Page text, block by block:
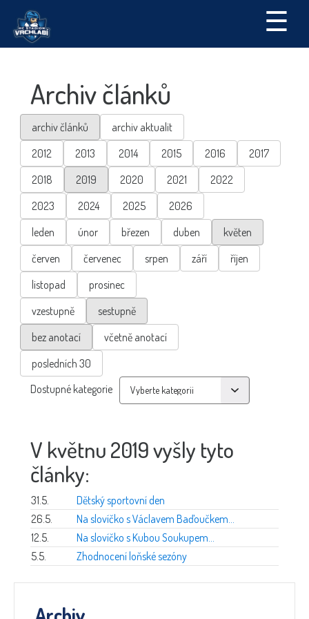
☰
Archiv článků
archiv článků
archiv aktualit
2012
2013 2014 2015 2016
2017
2018
2019 2020 2021
2022
2023
2024 2025
2026
leden
únor březen duben
květen
červen
červenec srpen září
říjen
listopad
prosinec
vzestupně
sestupně
bez anotací
včetně anotací
posledních 30
Dostupné kategorie
V květnu 2019 vyšly tyto
články:
31.5.
Dětský sportovní den
26.5.
Na slovíčko s Václavem Baďoučkem...
12.5.
Na slovíčko s Kubou Soukupem...
5.5.
Zhodnocení loňské sezóny